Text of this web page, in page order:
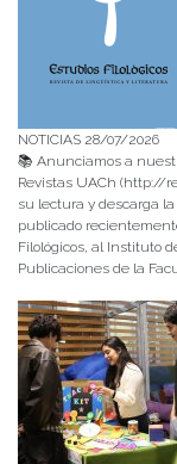
NOTICIAS 28/07/2026
📚 Anunciamos a
Revistas UACh (http://
su lectura y descarga la
publicado
Filológicos, al Instituto
Publicaciones de la